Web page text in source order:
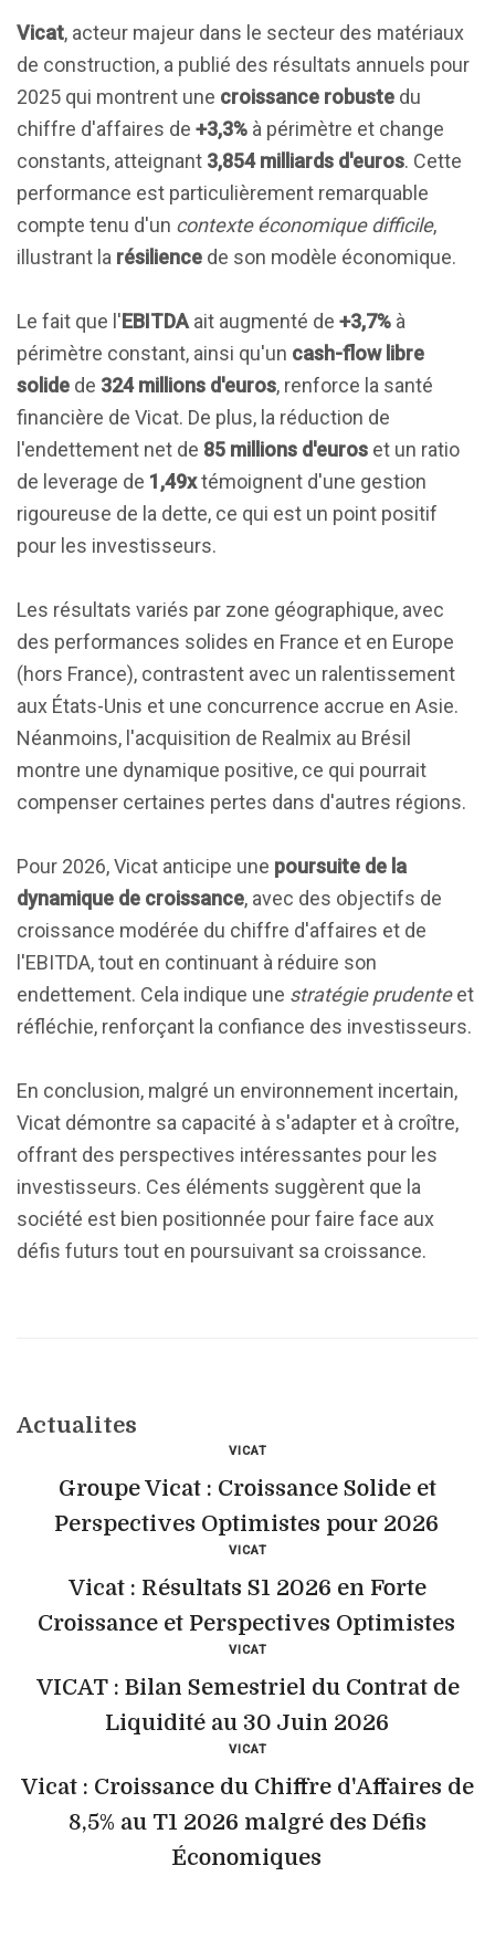
Vicat, acteur majeur dans le secteur des matériaux
de construction, a publié des résultats annuels pour
2025 qui montrent une croissance robuste du
chiffre d'affaires de +3,3% à périmètre et change
constants, atteignant 3,854 milliards d'euros. Cette
performance est particulièrement remarquable
compte tenu d'un contexte économique difficile,
illustrant la résilience de son modèle économique.
Le fait que l'EBITDA ait augmenté de +3,7% à
périmètre constant, ainsi qu'un cash-flow libre
solide de 324 millions d'euros, renforce la santé
financière de Vicat. De plus, la réduction de
l'endettement net de 85 millions d'euros et un ratio
de leverage de 1,49xtémoignent d'une gestion
rigoureuse de la dette, ce qui est un point positif
pour les investisseurs.
Les résultats variés par zone géographique, avec
des performances solides en France et en Europe
(hors France), contrastent avec un ralentissement
aux États-Unis et une concurrence accrue en Asie.
Néanmoins, l'acquisition de Realmix au Brésil
montre une dynamique positive, ce qui pourrait
compenser certaines pertes dans d'autres régions.
Pour 2026, Vicat anticipe une poursuite de la
dynamique de croissance, avec des objectifs de
croissance modérée du chiffre d'affaires et de
l'EBITDA, tout en continuant à réduire son
endettement. Cela indique une stratégie prudenteet
réfléchie, renforçant la confiance des investisseurs.
En conclusion, malgré un environnement incertain,
Vicat démontre sa capacité à s'adapter et à croître,
offrant des perspectives intéressantes pour les
investisseurs. Ces éléments suggèrent que la
société est bien positionnée pour faire face aux
défis futurs tout en poursuivant sa croissance.
Actualites
VICAT
Groupe Vicat : Croissance Solide et
Perspectives Optimistes pour 2026
VICAT
Vicat : Résultats S1 2026 en Forte
Croissance et Perspectives Optimistes
VICAT
VICAT : Bilan Semestriel du Contrat de
Liquidité au 30 Juin 2026
VICAT
Vicat : Croissance du Chiffre d'Affaires de
8,5% au T1 2026 malgré des Défis
Économiques